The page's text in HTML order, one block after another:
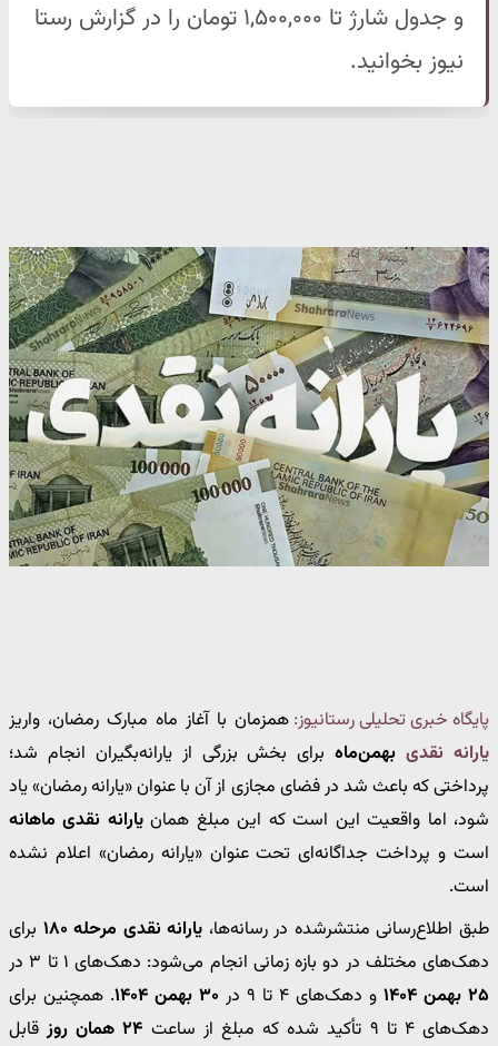
و جدول شارژ تا ۱,۵۰۰,۰۰۰ تومان را در گزارش رستا
نیوز بخوانید.
پایگاه خبری تحلیلی رستانیوز: همزمان با آغاز ماه مبارک رمضان، واریز
یارانه نقدیبهمن‌ماهبرای بخش بزرگی از یارانه‌بگیران انجام شد؛
پرداختی که باعث شد در فضای مجازی از آن با عنوان «یارانه رمضان» یاد
شود، اما واقعیت این است که این مبلغ همانیارانه نقدی ماهانه
است و پرداخت جداگانه‌ای تحت عنوان «یارانه رمضان» اعلام نشده
است.
طبق اطلاع‌رسانی منتشرشده در رسانه‌ها، یارانه نقدی مرحله ۱۸۰
برای
دهک‌های مختلف در دو بازه زمانی انجام می‌شود: دهک‌های ۱ تا ۳ در
۲۵ بهمن ۱۴۰۴
و دهک‌های ۴ تا ۹ در ۳۰ بهمن ۱۴۰۴
. همچنین برای
دهک‌های ۴ تا ۹ تأکید شده که مبلغ از ساعت
۲۴ همان روز
قابل